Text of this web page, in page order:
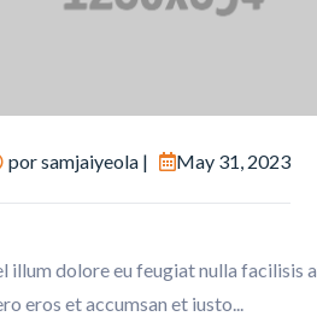
porsamjaiyeola| May 31, 2023
illum dolore eu feugiat nulla facilisis
eros et accumsan et iusto...